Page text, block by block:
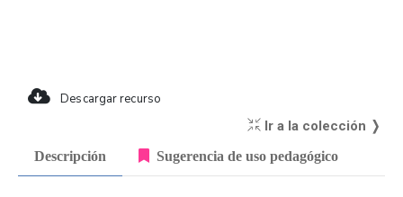
Descargar recurso
Ir a la colección ❭
Descripción Sugerencia de uso pedagógico